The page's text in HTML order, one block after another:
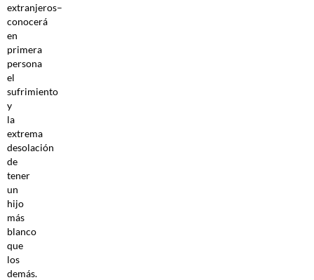
extranjeros–
conocerá
en
primera
persona
el
sufrimiento
y
la
extrema
desolación
de
tener
un
hijo
más
blanco
que
los
demás.